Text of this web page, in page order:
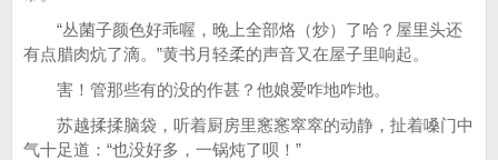
“丛菌子颜色好乖喔，晚上全部烙（炒）了哈？屋里头还
有点腊肉炕了滴。”黄书月轻柔的声音又在屋子里响起。
害！管那些有的没的作甚？他娘爱咋地咋地。
苏越揉揉脑袋，听着厨房里窸窸窣窣的动静，扯着嗓门中
气十足道：“也没好多，一锅炖了呗！”